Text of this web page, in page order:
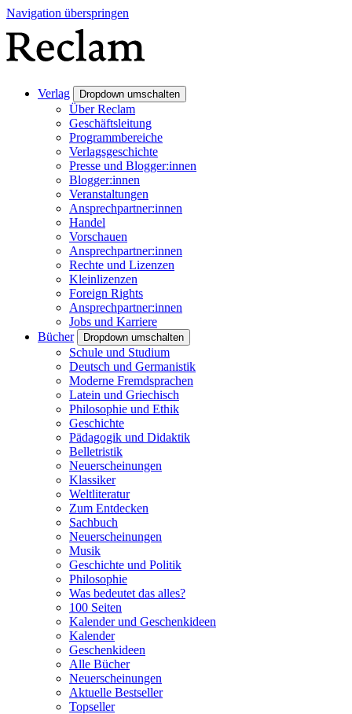
Navigation überspringen
Verlag Dropdown umschalten
Über Reclam
Geschäftsleitung
Programmbereiche
Verlagsgeschichte
Presse und Blogger:innen
Blogger:innen
Veranstaltungen
Ansprechpartner:innen
Handel
Vorschauen
Ansprechpartner:innen
Rechte und Lizenzen
Kleinlizenzen
Foreign Rights
Ansprechpartner:innen
Jobs und Karriere
Bücher
Dropdown umschalten
Schule und Studium
Deutsch und Germanistik
Moderne Fremdsprachen
Latein und Griechisch
Philosophie und Ethik
Geschichte
Pädagogik und Didaktik
Belletristik
Neuerscheinungen
Klassiker
Weltliteratur
Zum Entdecken
Sachbuch
Neuerscheinungen
Musik
Geschichte und Politik
Philosophie
Was bedeutet das alles?
100 Seiten
Kalender und Geschenkideen
Kalender
Geschenkideen
Alle Bücher
Neuerscheinungen
Aktuelle Bestseller
Topseller